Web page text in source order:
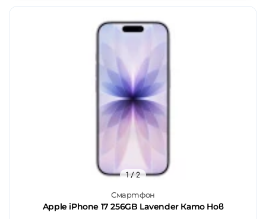
Смартфон
Apple iPhone 17 256GB Lavender Като Нов
1/ 2